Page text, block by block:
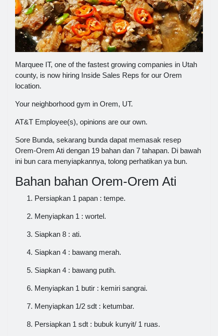
Marquee IT, one of the fastest growing companies in Utah
county, is now hiring Inside Sales Reps for our Orem
location.
Your neighborhood gym in Orem, UT.
AT&T Employee(s), opinions are our own.
Sore Bunda, sekarang bunda dapat memasak resep
Orem-Orem Ati dengan 19 bahan dan 7 tahapan. Di bawah
ini bun cara menyiapkannya, tolong perhatikan ya bun.
Bahan bahan Orem-Orem Ati
Persiapkan 1 papan : tempe.
Menyiapkan 1 : wortel.
Siapkan 8 : ati.
Siapkan 4 : bawang merah.
Siapkan 4 : bawang putih.
Menyiapkan 1 butir : kemiri sangrai.
Menyiapkan 1/2 sdt : ketumbar.
Persiapkan 1 sdt : bubuk kunyit/ 1 ruas.